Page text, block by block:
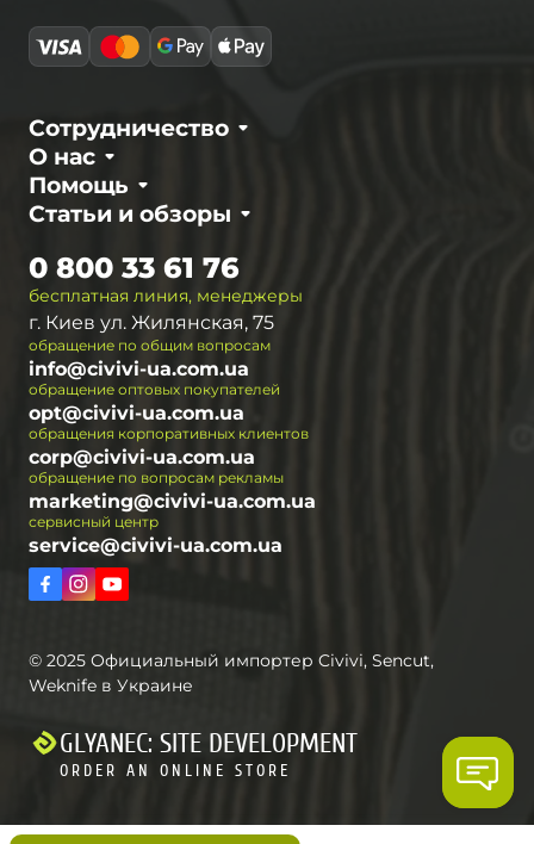
О нас
Сотрудничество
Статьи и обзоры
Помощь
бесплатная линия, менеджеры
0 800 33 61 76
г. Киев ул. Жилянская, 75
обращение по общим вопросам
info@civivi-ua.com.ua
обращение оптовых покупателей
opt@civivi-ua.com.ua
обращения корпоративных клиентов
corp@civivi-ua.com.ua
обращение по вопросам рекламы
marketing@civivi-ua.com.ua
сервисный центр
service@civivi-ua.com.ua
© 2025 Официальный импортер Civivi, Sencut,
Weknife в Украине
GLYANEC: SITE DEVELOPMENT
ORDER AN ONLINE STORE